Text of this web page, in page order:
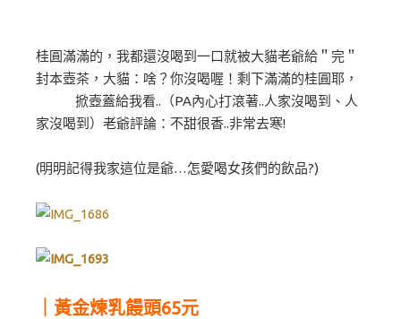
桂圓滿滿的，我都還沒喝到一口就被大貓老爺給＂完＂
封本壺茶，大貓：啥？你沒喝喔！剩下滿滿的桂圓耶，
掀壺蓋給我看..（PA內心打滾著..人家沒喝到、人
家沒喝到）老爺評論：不甜很香..非常去寒!
(明明記得我家這位是爺…怎愛喝女孩們的飲品?)
｜黃金煉乳饅頭65元